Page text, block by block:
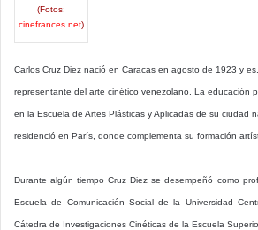
(Fotos:
cinefrances.net)
Carlos Cruz Diez nació en Caracas en agosto de 1923 y
representante del arte cinético venezolano. La educación
en la Escuela de Artes Plásticas y Aplicadas de su ciudad
residenció en París, donde complementa su formación
Durante algún tiempo Cruz Diez se desempeñó como
Escuela de Comunicación Social de la Universidad
Cátedra de Investigaciones Cinéticas de la Escuela